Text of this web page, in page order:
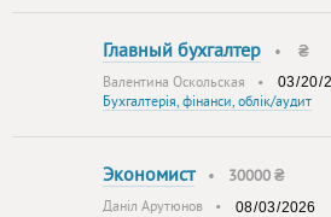
Главный бухгалтер • ₴
Валентина Оскольская •
Бухгалтерія, фінанси, облік/аудит
Экономист• 30000 ₴
Даніл Арутюнов •